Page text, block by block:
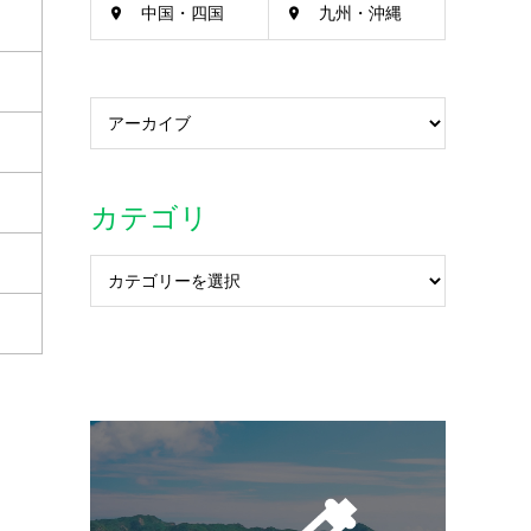
中国・四国 九州・沖縄
カテゴリ